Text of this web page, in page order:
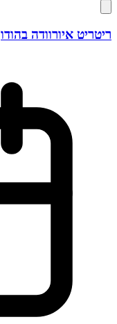
ריטריט איורוודה בהודו